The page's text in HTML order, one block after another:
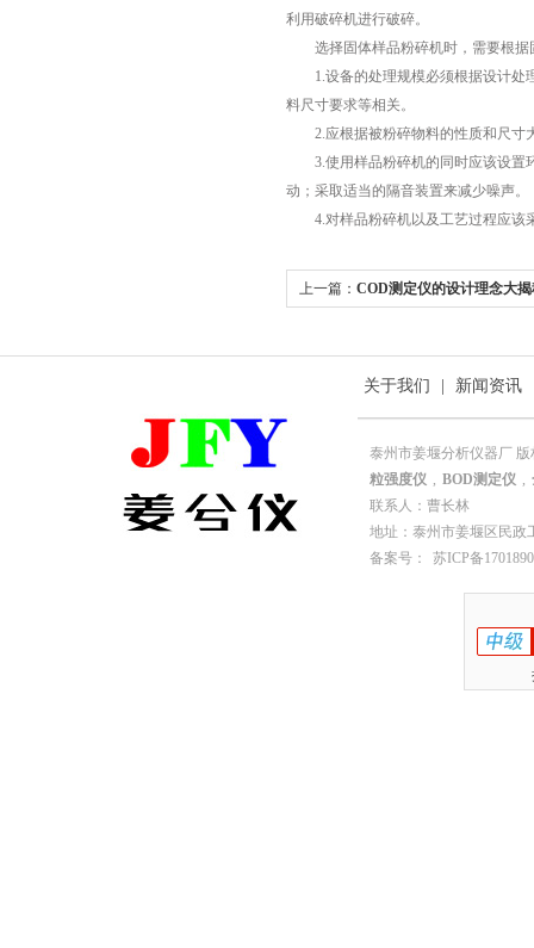
利用破碎机进行破碎。
选择固体样品粉碎机时，需要根据
1.设备的处理规模必须根据设计处理
料尺寸要求等相关。
2.应根据被粉碎物料的性质和尺寸
3.使用样品粉碎机的同时应该设置环
动；采取适当的隔音装置来减少噪声。
4.对样品粉碎机以及工艺过程应该采
上一篇： COD测定仪的设计理念大
关于我们 新闻资讯
泰州市姜堰分析仪器厂
粒强度仪 , BOD测定仪 ,
联系人：曹长林
地址：泰州市姜堰区民政
备案号：
苏ICP备